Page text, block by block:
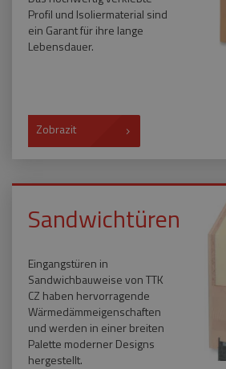
Profil und Isoliermaterial sind
ein Garant für ihre lange
Lebensdauer.
Zobrazit
Sandwichtüren
Eingangstüren in
Sandwichbauweise von TTK
CZ haben hervorragende
Wärmedämmeigenschaften
und werden in einer breiten
Palette moderner Designs
hergestellt.